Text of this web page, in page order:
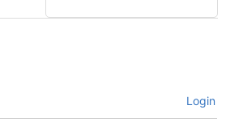
Login